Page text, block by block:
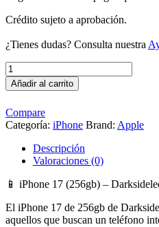
Crédito sujeto a aprobación.
¿Tienes dudas? Consulta nuestra
iPhone
17
256gb,
cantidad
Añadir al carrito
Compare
Categoría: iPhone Brand: Apple
Descripción
Valoraciones (0)
📱 iPhone 17 (256gb) –
El iPhone 17 de 256gb de
aquellos que buscan un teléfono